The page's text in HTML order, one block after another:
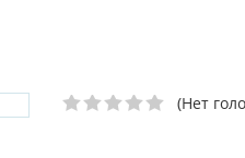
(Нет